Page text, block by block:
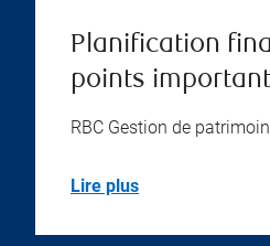
Planification
points
RBC Gestion de
Lire plus